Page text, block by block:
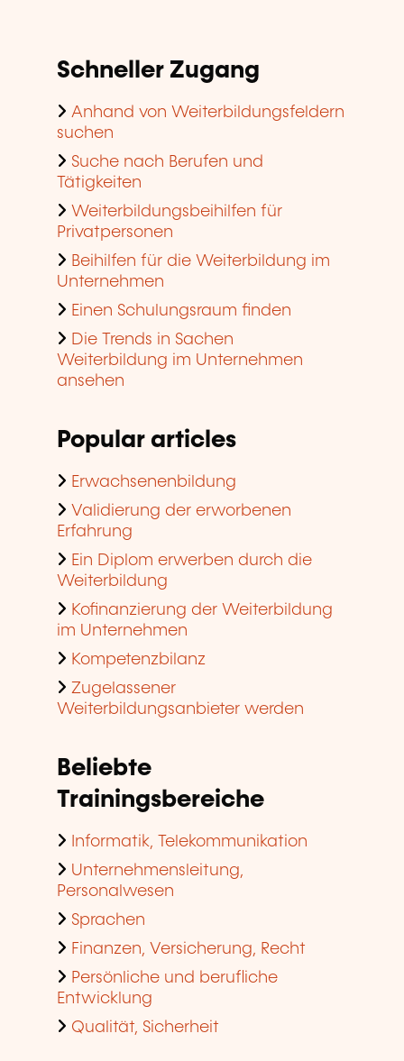
Schneller Zugang
Anhand von Weiterbildungsfeldern
suchen
Suche nach Berufen und
Tätigkeiten
Weiterbildungsbeihilfen für
Privatpersonen
Beihilfen für die Weiterbildung im
Unternehmen
Einen Schulungsraum finden
Die Trends in Sachen
Weiterbildung im Unternehmen
ansehen
Popular articles
Erwachsenenbildung
Validierung der erworbenen
Erfahrung
Ein Diplom erwerben durch die
Weiterbildung
Kofinanzierung der Weiterbildung
im Unternehmen
Kompetenzbilanz
Zugelassener
Weiterbildungsanbieter werden
Beliebte
Trainingsbereiche
Informatik, Telekommunikation
Unternehmensleitung,
Personalwesen
Sprachen
Finanzen, Versicherung, Recht
Persönliche und berufliche
Entwicklung
Qualität, Sicherheit